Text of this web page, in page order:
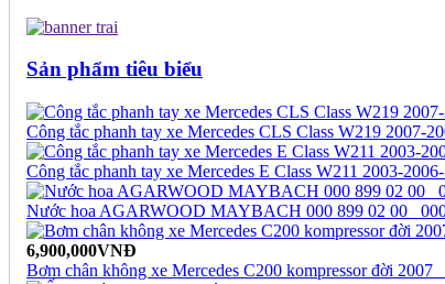
Sản phẩm tiêu biểu
Công tắc phanh tay xe Mercedes CLS Class W219 2007-
Công tắc phanh tay xe Mercedes E Class W211 2003-
Nước hoa AGARWOOD MAYBACH 000 899 02 00_
6,900,000VNĐ
Bơm chân không xe Mercedes C200 kompressor đời